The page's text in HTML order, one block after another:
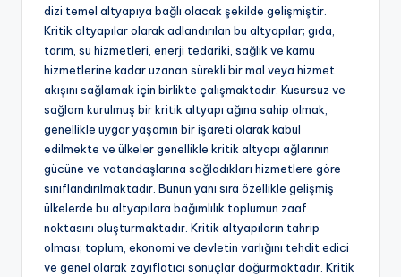
dizi temel altyapıya bağlı olacak şekilde gelişmiştir.
Kritik altyapılar olarak adlandırılan bu altyapılar; gıda,
tarım, su hizmetleri, enerji tedariki, sağlık ve kamu
hizmetlerine kadar uzanan sürekli bir mal veya hizmet
akışını sağlamak için birlikte çalışmaktadır. Kusursuz ve
sağlam kurulmuş bir kritik altyapı ağına sahip olmak,
genellikle uygar yaşamın bir işareti olarak kabul
edilmekte ve ülkeler genellikle kritik altyapı ağlarının
gücüne ve vatandaşlarına sağladıkları hizmetlere göre
sınıflandırılmaktadır. Bunun yanı sıra özellikle gelişmiş
ülkelerde bu altyapılara bağımlılık toplumun zaaf
noktasını oluşturmaktadır. Kritik altyapıların tahrip
olması; toplum, ekonomi ve devletin varlığını tehdit edici
ve genel olarak zayıflatıcı sonuçlar doğurmaktadır. Kritik